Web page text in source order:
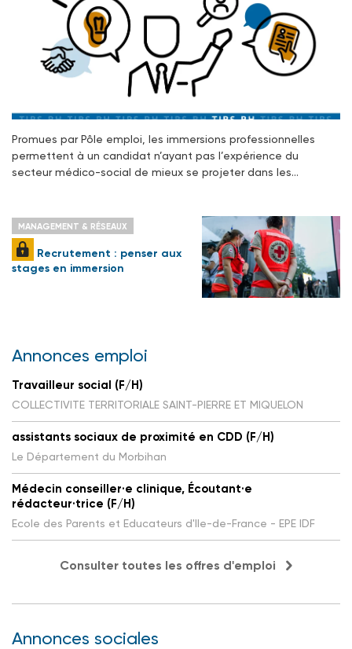
Promues par Pôle emploi, les immersions professionnelles
permettent à un candidat n’ayant pas l’expérience du
secteur médico-social de mieux se projeter dans les…
MANAGEMENT & RÉSEAUX
Recrutement : penser aux
stages en immersion
Annonces emploi
Travailleur social (F/H)
COLLECTIVITE TERRITORIALE SAINT-PIERRE ET MIQUELON
assistants sociaux de proximité en CDD (F/H)
Le Département du Morbihan
Médecin conseiller·e clinique, Écoutant·e
rédacteur·trice (F/H)
Ecole des Parents et Educateurs d'Ile-de-France - EPE IDF
Consulter toutes les offres d'emploi
Annonces sociales